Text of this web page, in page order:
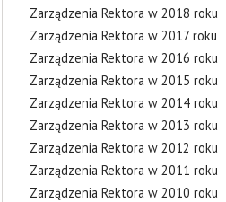
Zarządzenia Rektora w 2018 roku
Zarządzenia Rektora w 2017 roku
Zarządzenia Rektora w 2016 roku
Zarządzenia Rektora w 2015 roku
Zarządzenia Rektora w 2014 roku
Zarządzenia Rektora w 2013 roku
Zarządzenia Rektora w 2012 roku
Zarządzenia Rektora w 2011 roku
Zarządzenia Rektora w 2010 roku